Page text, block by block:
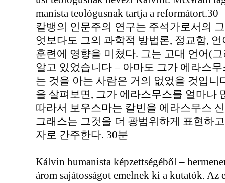
manista teológusnak tartja a reformátort.30
칼뱅의 인문주의 연구는 주석가로서의
엇보다도 그의 과학적 방법론, 정교함,
훈련에 영향을 미쳤다. 그는 고대 언어(
알고 있었습니다 – 아마도 그가 에라스
는 것을 아는 사람은 거의 없었을 것입니
을 살펴보면, 그가 에라스무스를 얼마나
따라서 보우스마는 칼빈을 에라스무스
그래스는 그것을 더 광범위하게 표현하
자로 간주한다. 30분
Kálvin humanista képzettségéből –
árom sajátosságot emelnek ki a kutatók. Az